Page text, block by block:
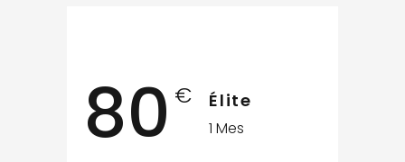
80 € Élite
1 Mes